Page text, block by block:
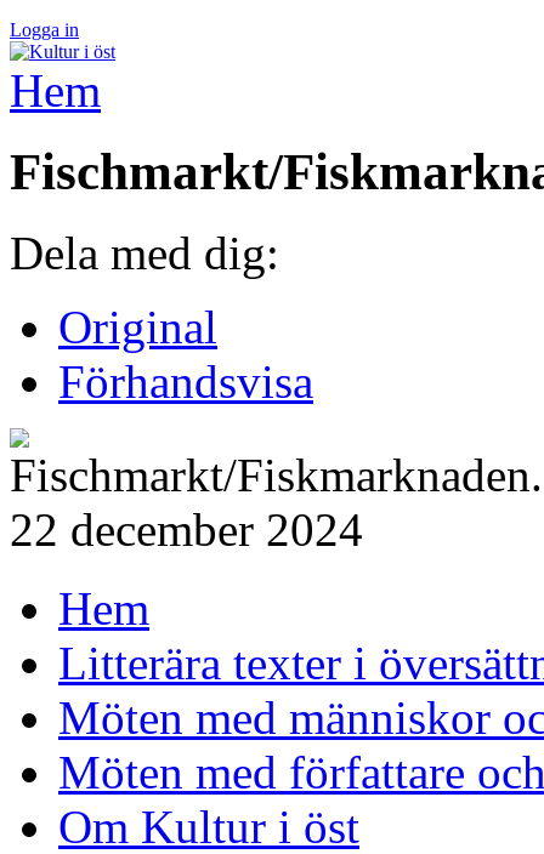
Logga in
Hem
Fischmarkt/
Dela med dig:
Original
Förhandsvisa
22 december 2024
Hem
Litterära texter i
Möten med människor
Möten med författare
Om Kultur i öst